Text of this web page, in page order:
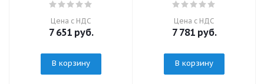
Цена с НДС
7 651руб.
В корзину
Цена с НДС
7 781руб.
В корзину